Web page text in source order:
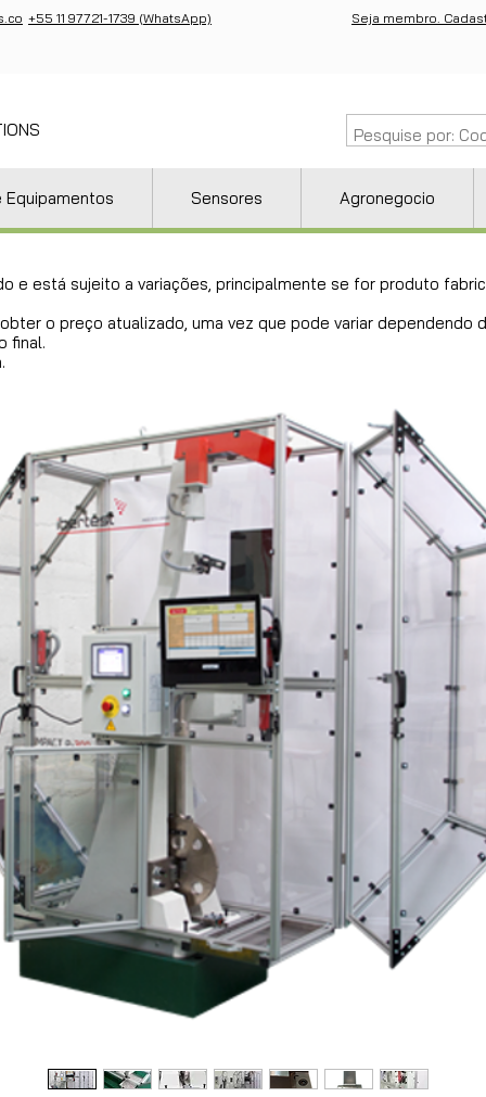
+55 11 97721-1739 (WhatsApp) Seja membro.
Equipamentos Sensores Agronegocio
e está sujeito a variações, principalmente se for produto
o preço atualizado, uma vez que pode variar dependendo
final.